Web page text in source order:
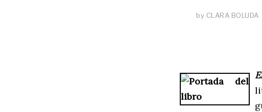
by CLARA BOLUDA